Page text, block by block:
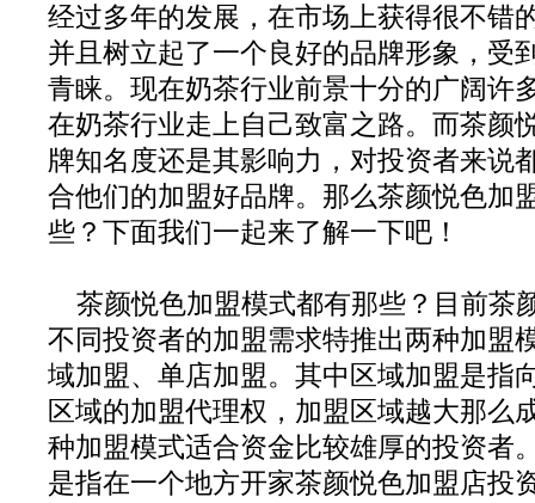
经过多年的发展，在市场上获得很不错
并且树立起了一个良好的品牌形象，受
青睐。现在奶茶行业前景十分的广阔许
在奶茶行业走上自己致富之路。而茶颜
牌知名度还是其影响力，对投资者来说
合他们的加盟好品牌。那么茶颜悦色加
些？下面我们一起来了解一下吧！
茶颜悦色加盟模式都有那些？目前茶
不同投资者的加盟需求特推出两种加盟
域加盟、单店加盟。其中区域加盟是指
区域的加盟代理权，加盟区域越大那么
种加盟模式适合资金比较雄厚的投资者
是指在一个地方开家茶颜悦色加盟店投